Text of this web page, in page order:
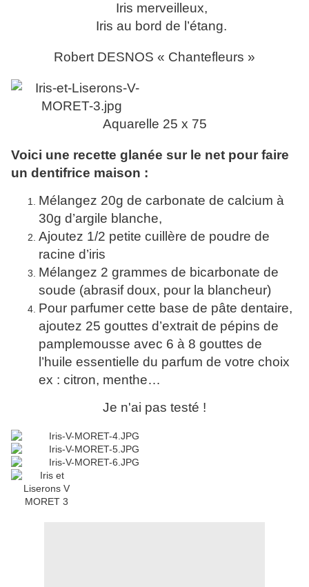
Iris merveilleux,
Iris au bord de l’étang.
Robert DESNOS « Chantefleurs »
Aquarelle 25 x 75
Voici une recette glanée sur le net pour faire
un dentifrice maison :
Mélangez 20g de carbonate de calcium à
30g d’argile blanche,
Ajoutez 1/2 petite cuillère de poudre de
racine d’iris
Mélangez 2 grammes de bicarbonate de
soude (abrasif doux, pour la blancheur)
Pour parfumer cette base de pâte dentaire,
ajoutez 25 gouttes d’extrait de pépins de
pamplemousse avec 6 à 8 gouttes de
l’huile essentielle du parfum de votre choix
ex : citron, menthe…
Je n'ai pas testé !